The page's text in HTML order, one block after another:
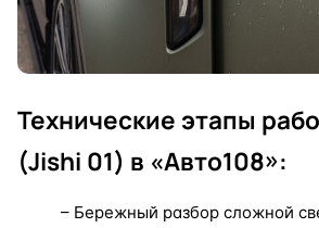
Технические этапы
(Jishi 01) в «Авто108»:
– Бережный разбор сложной